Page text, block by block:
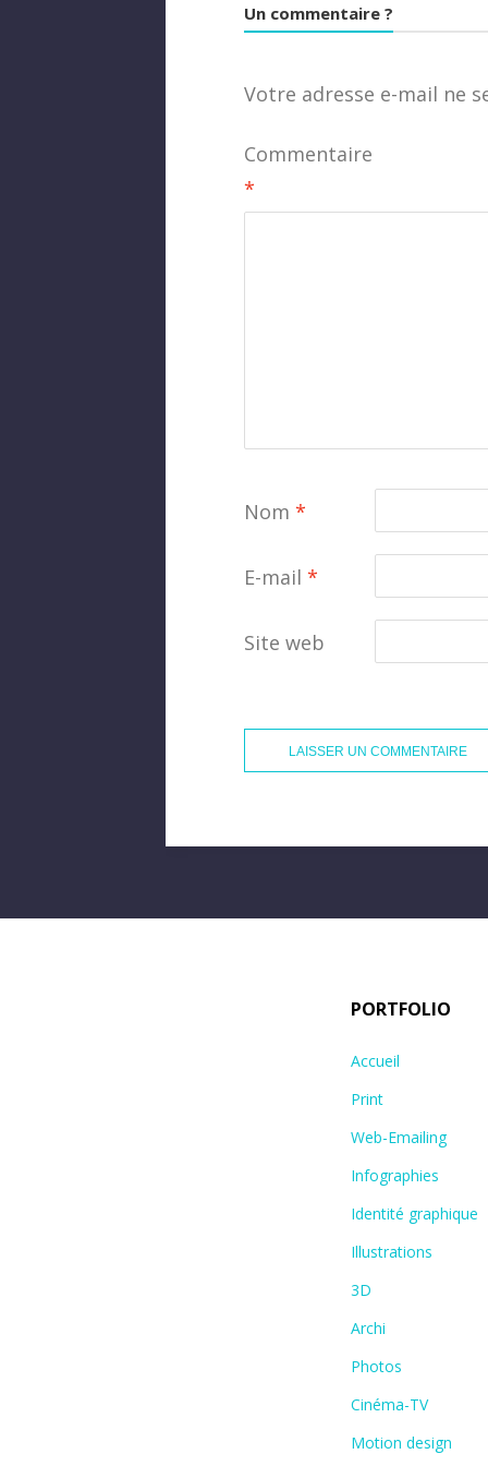
Un commentaire ?
Votre adresse e-mail ne
Commentaire
*
Nom *
E-mail *
Site web
PORTFOLIO
Accueil
Print
Web-Emailing
Infographies
Identité graphique
Illustrations
3D
Archi
Photos
Cinéma-TV
Motion design